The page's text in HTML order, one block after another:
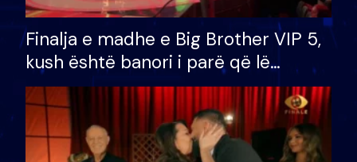
Finalja e madhe e Big Brother VIP 5,
kush është banori i parë që lë
shtëpinë dhe humb mundësinë për
të fituar çmimin e madh